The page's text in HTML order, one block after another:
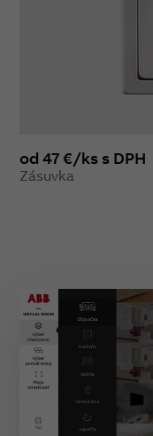
od 47 €/ks s DPH
Zásuvka